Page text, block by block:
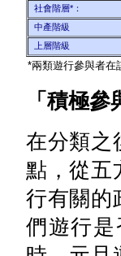
社會階層*：
中產階級
上層階級
*兩類遊行參與者在
「積極
在分類之
點，從五
行有關的
們遊行